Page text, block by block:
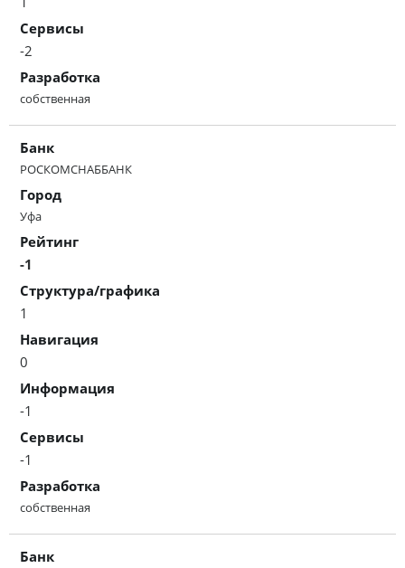
Сервисы
-2
Разработка
собственная
Банк
РОСКОМСНАББАНК
Город
Уфа
Рейтинг
-1
Структура/графика
1
Навигация
0
Информация
-1
Сервисы
-1
Разработка
собственная
Банк